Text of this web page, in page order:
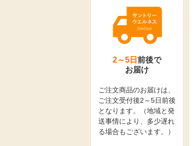
2～5日 前後で
お届け
ご注文商品のお届けは、
ご注文受付後2～5日前後
となります。（地域と発
送事情により、多少遅れ
る場合もございます。）